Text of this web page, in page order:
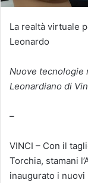
La realtà virtuale
Leonardo
Nuove tecnologie
Leonardiano di
–
VINCI – Con il
Torchia, stamani
inaugurato i